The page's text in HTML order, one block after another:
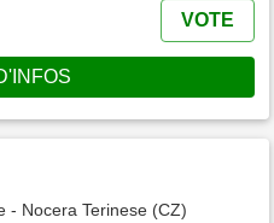
VOTE
- Nocera Terinese (CZ)